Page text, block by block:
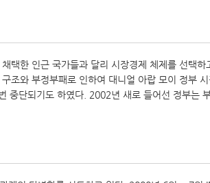
택한 인근 국가들과 달리 시장경제 체제를 선택
조와 부정부패로 인하여 대니얼 아랍 모이 정부
중단되기도 하였다. 2002년 새로 들어선 정부는